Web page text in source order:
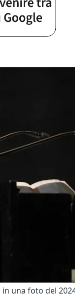
una foto del